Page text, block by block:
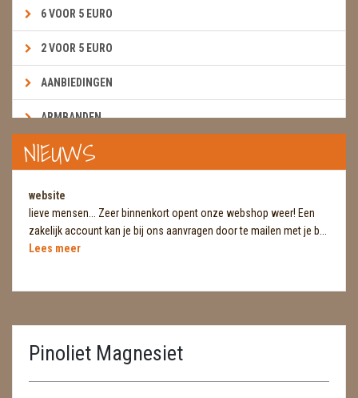
6 VOOR 5 EURO
2 VOOR 5 EURO
AANBIEDINGEN
ARMBANDEN
BOEKEN & KAARTEN E.A.R.T.H.
BROEKZAKSTENEN
CADEAUBONNEN
DIERTJES
DIVERSE
ENGELEN
NIEUWS
website
lieve mensen... Zeer binnenkort opent onze webshop weer! Een
zakelijk account kan je bij ons aanvragen door te mailen met je b...
Lees meer
Pinoliet Magnesiet